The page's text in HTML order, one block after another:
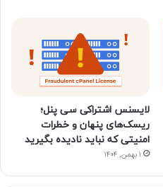
لایسنس اشتراکی سی پنل؛
ریسک‌های پنهان و خطرات
امنیتی که نباید نادیده بگیرید
۱ بهمن, ۱۴۰۴